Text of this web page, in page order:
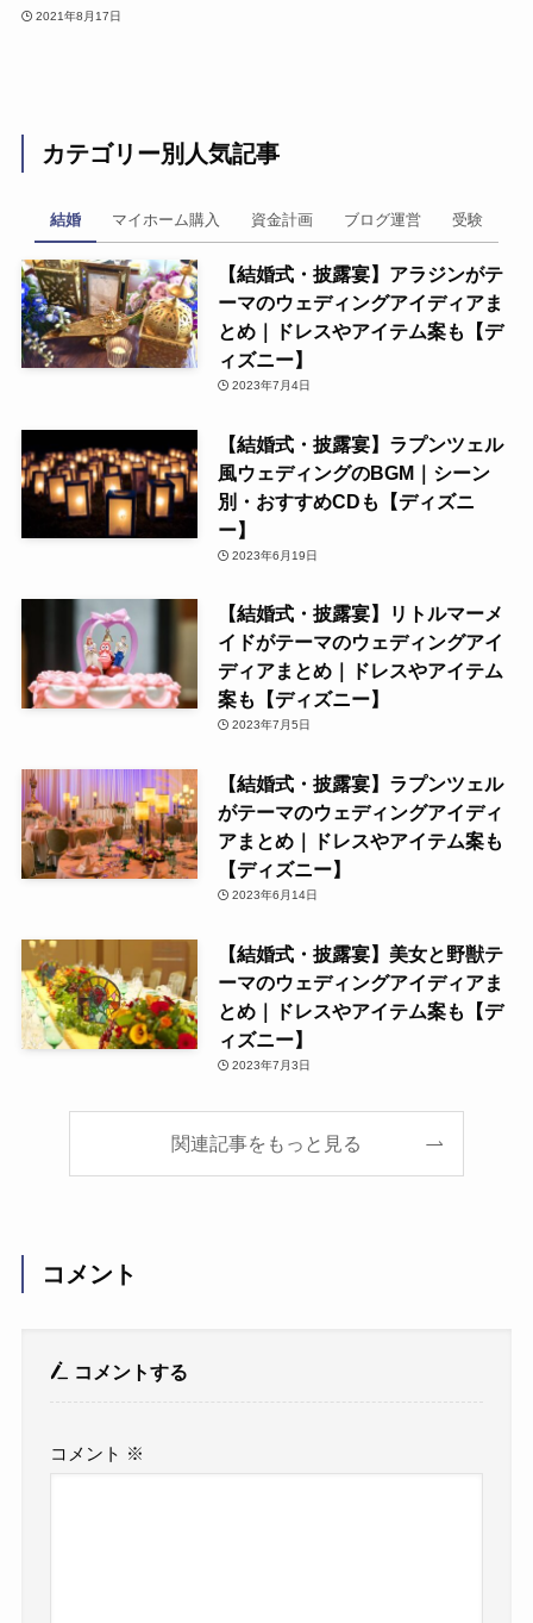
2021年8月17日
カテゴリー別人気記事
結婚 マイホーム購入 資金計画 ブログ運営 受験
【結婚式・披露宴】アラジンがテ
ーマのウェディングアイディアま
とめ｜ドレスやアイテム案も【デ
ィズニー】
2023年7月4日
【結婚式・披露宴】ラプンツェル
風ウェディングのBGM｜シーン
別・おすすめCDも【ディズニ
ー】
2023年6月19日
【結婚式・披露宴】リトルマーメ
イドがテーマのウェディングアイ
ディアまとめ｜ドレスやアイテム
案も【ディズニー】
2023年7月5日
【結婚式・披露宴】ラプンツェル
がテーマのウェディングアイディ
アまとめ｜ドレスやアイテム案も
【ディズニー】
2023年6月14日
【結婚式・披露宴】美女と野獣テ
ーマのウェディングアイディアま
とめ｜ドレスやアイテム案も【デ
ィズニー】
2023年7月3日
関連記事をもっと見る
コメント
コメントする
コメント ※